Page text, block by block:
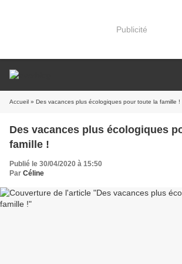
Publicité
Accueil » Des vacances plus écologiques pour toute la famille !
Des vacances plus écologiques
famille !
Publié le 30/04/2020 à 15:50
Par Céline